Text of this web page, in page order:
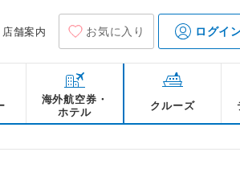
店舗案内 お気に入り ログイ
海外航空券・
ホテル
クルーズ